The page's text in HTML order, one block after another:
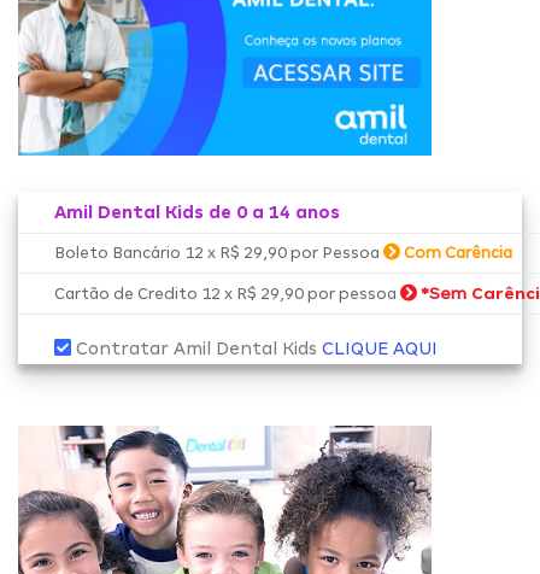
Amil Dental Kids de 0 a 14 anos
Boleto Bancário 12 x R$ 29,90 por Pessoa Com Carência
Cartão de Credito 12 x R$ 29,90 por pessoa *Sem
Contratar Amil Dental Kids CLIQUE AQUI